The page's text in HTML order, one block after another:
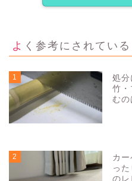
よく参考にされてい
1
処分
竹・
むの
2
カ
っ
のレ